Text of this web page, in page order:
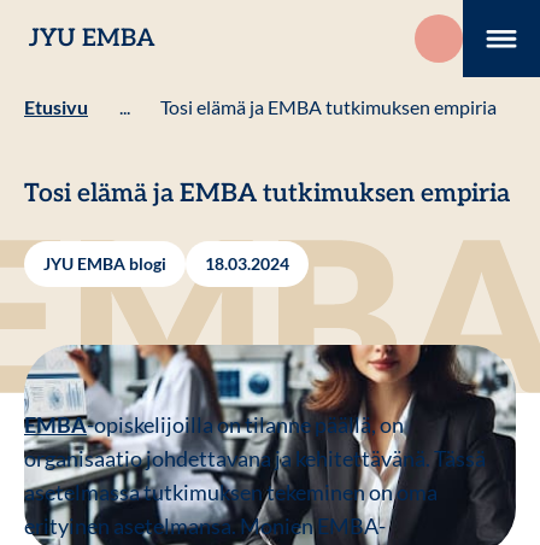
sisältöön
JYU EMBA
Etusivu ... Tosi elämä ja EMBA tutkimuksen empiria
Tosi elämä ja EMBA tutkimuksen empiria
JYU EMBA blogi 18.03.2024
EMBA-opiskelijoilla on tilanne päällä, on
organisaatio johdettavana ja kehitettävänä. Tässä
asetelmassa tutkimuksen tekeminen on oma
erityinen asetelmansa. Monien EMBA-